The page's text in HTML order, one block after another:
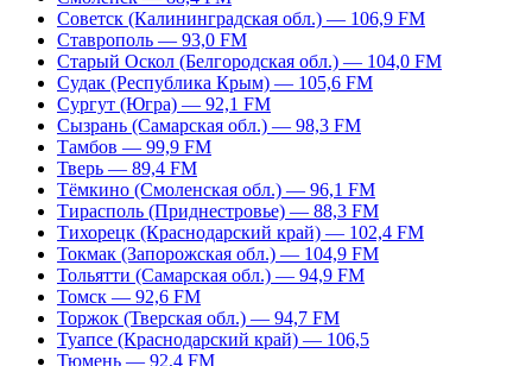
Советск (Калининградская обл.) — 106,9 FM
Ставрополь — 93,0 FM
Старый Оскол (Белгородская обл.) — 104,0 FM
Судак (Республика Крым) — 105,6 FM
Сургут (Югра) — 92,1 FM
Сызрань (Самарская обл.) — 98,3 FM
Тамбов — 99,9 FM
Тверь — 89,4 FM
Тёмкино (Смоленская обл.) — 96,1 FM
Тирасполь (Приднестровье) — 88,3 FM
Тихорецк (Краснодарский край) — 102,4 FM
Токмак (Запорожская обл.) — 104,9 FM
Тольятти (Самарская обл.) — 94,9 FM
Томск — 92,6 FM
Торжок (Тверская обл.) — 94,7 FM
Туапсе (Краснодарский край) — 106,5
Тюмень — 92,4 FM